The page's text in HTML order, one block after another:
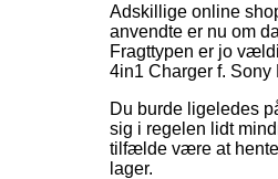
Adskillige online
anvendte er nu om
Fragttypen er jo
4in1 Charger f.
Du burde ligeledes
sig i regelen lidt
tilfælde være at
lager.